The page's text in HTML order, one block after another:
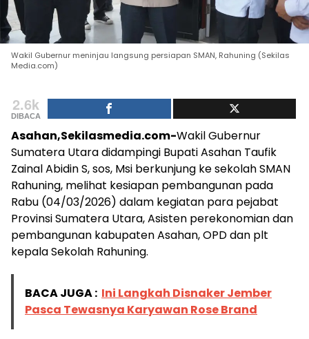
Wakil Gubernur meninjau langsung persiapan SMAN, Rahuning (Sekilas
Media.com)
2.6k
DIBACA
Asahan,Sekilasmedia.com-Wakil Gubernur
Sumatera Utara didampingi Bupati Asahan Taufik
Zainal Abidin S, sos, Msi berkunjung ke sekolah SMAN
Rahuning, melihat kesiapan pembangunan pada
Rabu (04/03/2026) dalam kegiatan para pejabat
Provinsi Sumatera Utara, Asisten perekonomian dan
pembangunan kabupaten Asahan, OPD dan plt
kepala Sekolah Rahuning.
BACA JUGA : Ini Langkah Disnaker Jember
Pasca Tewasnya Karyawan Rose Brand